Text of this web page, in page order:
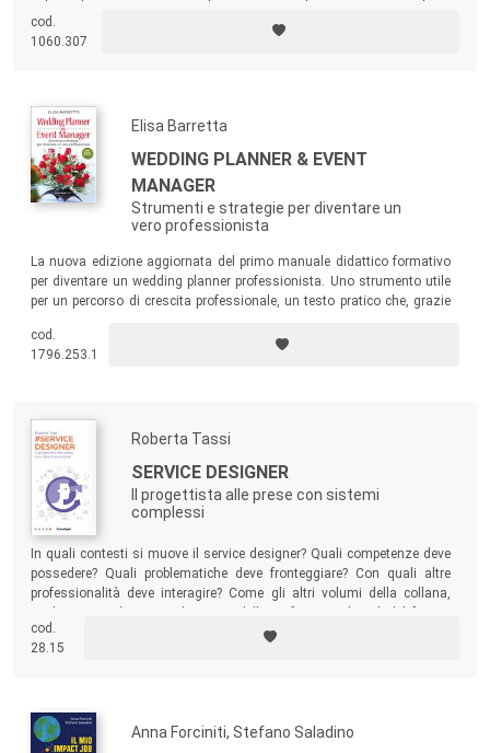
professionisti affermati nel mercato dell’arte, a collezionisti, o
semplicemente ad appassionati.
cod.
1060.307
Elisa Barretta
WEDDING PLANNER & EVENT
MANAGER
Strumenti e strategie per diventare un
vero professionista
La nuova edizione aggiornata del primo manuale didattico formativo
per diventare un wedding planner professionista. Uno strumento utile
per un percorso di crescita professionale, un testo pratico che, grazie
facilità i propri obiettivi.
cod.
1796.253.1
Roberta Tassi
SERVICE DESIGNER
Il progettista alle prese con sistemi
complessi
In quali contesti si muove il service designer? Quali competenze deve
possedere? Quali problematiche deve fronteggiare? Con quali altre
professionalità deve interagire? Come gli altri volumi della collana,
raccontata da una delle più affermate protagoniste.
cod.
28.15
Anna Forciniti, Stefano Saladino